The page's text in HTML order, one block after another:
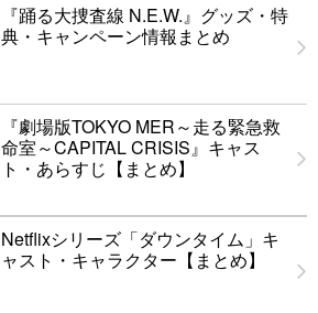
『踊る大捜査線 N.E.W.』グッズ・特
典・キャンペーン情報まとめ
『劇場版TOKYO MER～走る緊急救
命室～CAPITAL CRISIS』キャス
ト・あらすじ【まとめ】
Netflixシリーズ「ダウンタイム」キ
ャスト・キャラクター【まとめ】